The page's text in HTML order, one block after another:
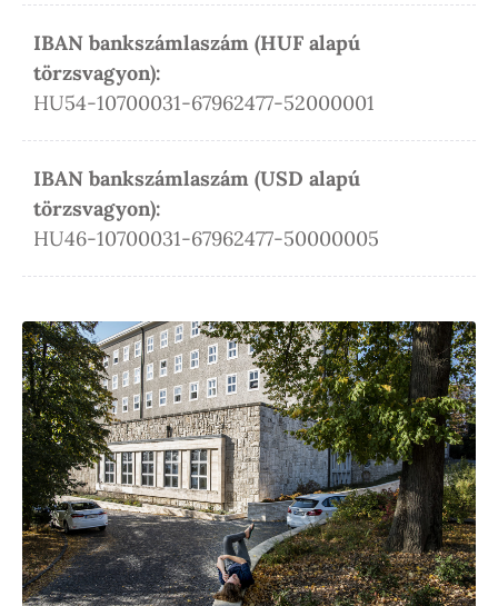
IBAN bankszámlaszám (HUF alapú
törzsvagyon):
HU54-10700031-67962477-52000001
IBAN bankszámlaszám (USD alapú
törzsvagyon):
HU46-10700031-67962477-50000005